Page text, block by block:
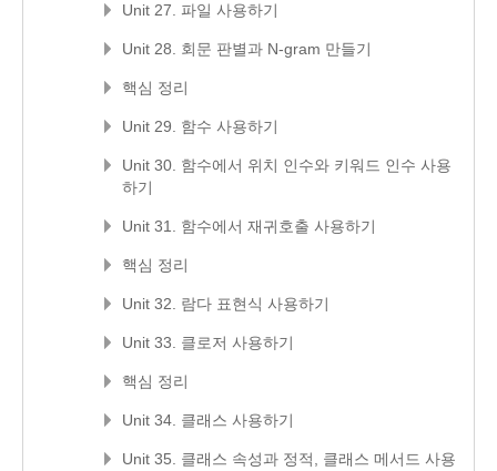
Unit 27. 파일 사용하기
Unit 28. 회문 판별과 N-gram 만들기
핵심 정리
Unit 29. 함수 사용하기
Unit 30. 함수에서 위치 인수와 키워드 인수 사용
하기
Unit 31. 함수에서 재귀호출 사용하기
핵심 정리
Unit 32. 람다 표현식 사용하기
Unit 33. 클로저 사용하기
핵심 정리
Unit 34. 클래스 사용하기
Unit 35. 클래스 속성과 정적, 클래스 메서드 사용